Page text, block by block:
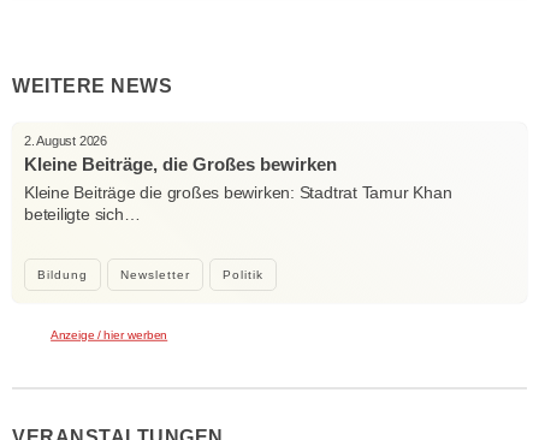
WEITERE NEWS
Bildung Newsletter Politik
2. August 2026
Kleine Beiträge, die Großes bewirken
Kleine Beiträge die großes bewirken: Stadtrat Tamur Khan
beteiligte sich…
Anzeige / hier werben